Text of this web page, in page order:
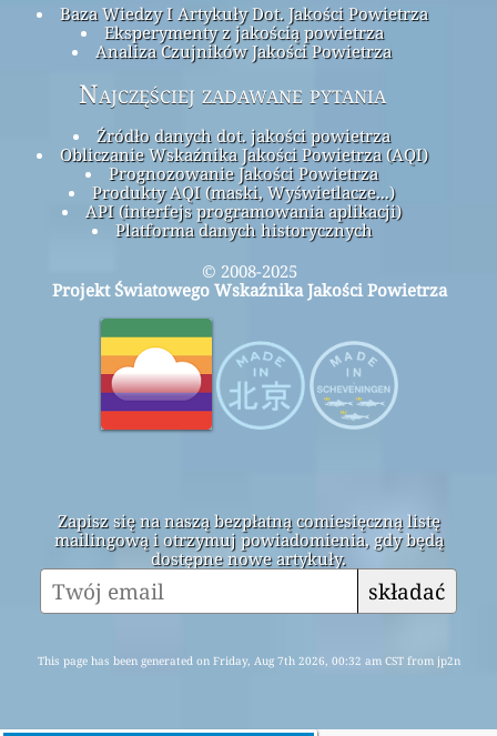
Baza Wiedzy I Artykuły Dot. Jakości Powietrza
Eksperymenty z jakością powietrza
Analiza Czujników Jakości Powietrza
Najczęściej zadawane pytania
Źródło danych dot. jakości powietrza
Obliczanie Wskaźnika Jakości Powietrza (AQI)
Prognozowanie Jakości Powietrza
Produkty AQI (maski, Wyświetlacze...)
API (interfejs programowania aplikacji)
Platforma danych historycznych
© 2008-2025
Projekt Światowego Wskaźnika Jakości Powietrza
Zapisz się na naszą bezpłatną comiesięczną listę
mailingową i otrzymuj powiadomienia, gdy będą
dostępne nowe artykuły.
składać
This page has been generated on Friday, Aug 7th 2026, 00:32 am CST from jp2n